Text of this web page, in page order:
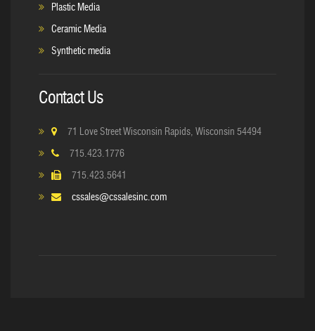
Plastic Media
Ceramic Media
Synthetic media
Contact Us
71 Love Street Wisconsin Rapids, Wisconsin 54494
715.423.1776
715.423.5641
cssales@cssalesinc.com